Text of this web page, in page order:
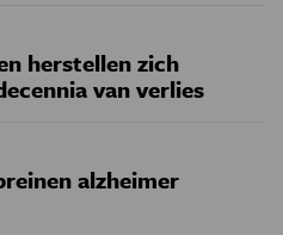
herstellen zich
van verlies
alzheimer